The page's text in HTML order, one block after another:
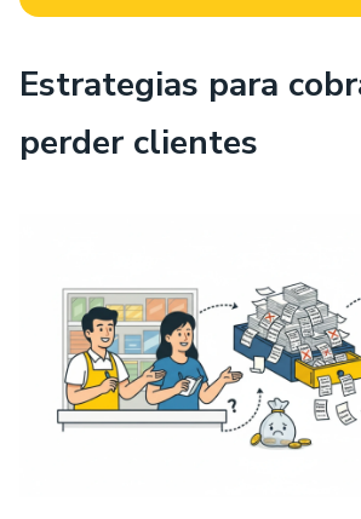
Estrategias para
perder clientes